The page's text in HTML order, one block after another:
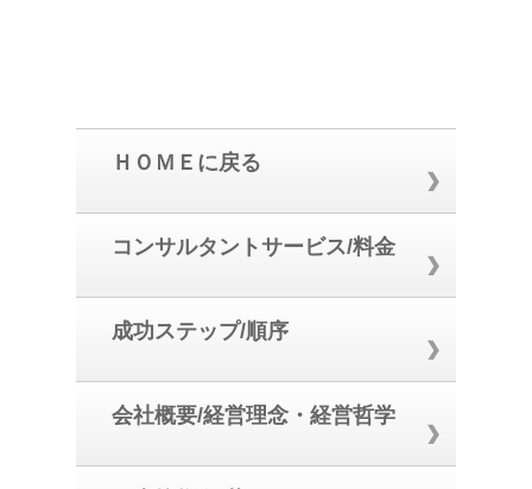
ＨＯＭＥに戻る
コンサルタントサービス/料金
成功ステップ/順序
会社概要/経営理念・経営哲学